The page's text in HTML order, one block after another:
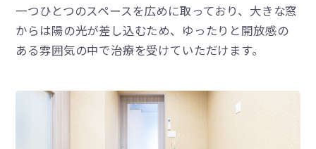
一つひとつのスペースを広めに取っており、大きな窓
からは陽の光が差し込むため、ゆったりと開放感の
ある雰囲気の中で治療を受けていただけます。